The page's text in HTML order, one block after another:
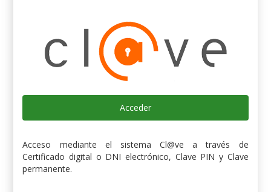
Acceder
Acceso mediante el sistema Cl@ve a través de
Certificado digital o DNI electrónico, Clave PIN y Clave
permanente.